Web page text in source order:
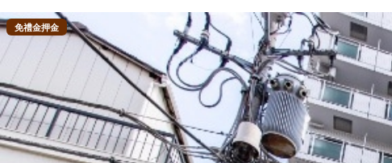
免禮金押金